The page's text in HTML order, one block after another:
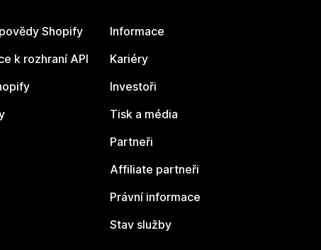
Shopify
k rozhraní API
Informace
Kariéry
Investoři
Tisk a média
Partneři
Affiliate partneři
Právní informace
Stav služby